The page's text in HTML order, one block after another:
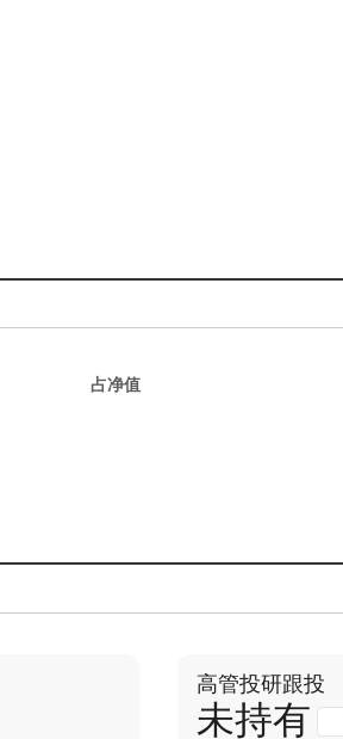
占净值
高管投研跟投
未持有